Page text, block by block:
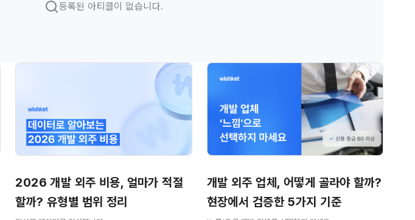
등록된 아티클이 없습니다.
2026 개발 외주 비용, 얼마가 적절
할까? 유형별 범위 정리
개발 외주 업체, 어떻게 골라야 할까?
현장에서 검증한 5가지 기준